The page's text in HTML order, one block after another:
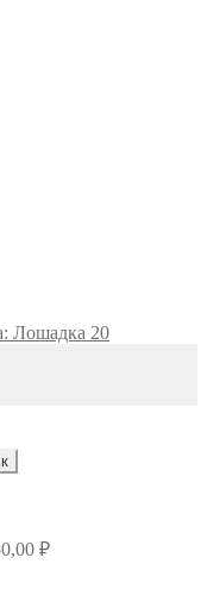
Лошадка 20
₽